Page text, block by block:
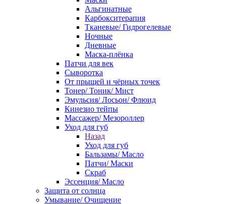
Альгинатные
Карбокситерапия
Тканевые/ Гидрогелевые
Ночные
Дневные
Маска-плёнка
Патчи для век
Сыворотка
От прыщей и чёрных точек
Тонер/ Тоник/ Мист
Эмульсия/ Лосьон/ Флюид
Кинезио тейпы
Массажер/ Мезороллер
Уход для губ
Назад
Уход для губ
Бальзамы/ Масло
Патчи/ Маски
Скраб
Эссенция/ Масло
Защита от солнца
Умывание/ Очищение